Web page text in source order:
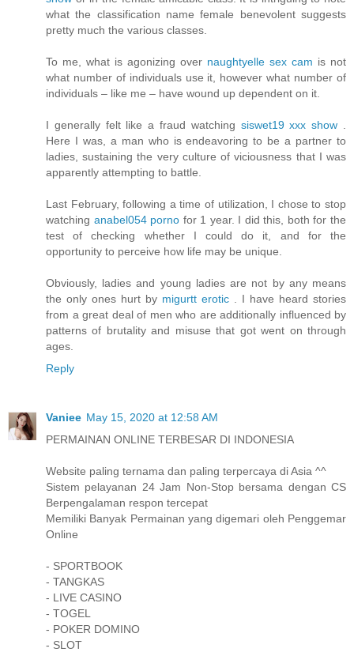
what the classification name female benevolent suggests
pretty much the various classes.
To me, what is agonizing over naughtyelle sex cam is not
what number of individuals use it, however what number of
individuals – like me – have wound up dependent on it.
I generally felt like a fraud watching siswet19 xxx show
Here I was, a man who is endeavoring to be a partner to
ladies, sustaining the very culture of viciousness that I was
apparently attempting to battle.
Last February, following a time of utilization, I chose to stop
watching anabel054 porno for 1 year. I did this, both for the
test of checking whether I could do it, and for the
opportunity to perceive how life may be unique.
Obviously, ladies and young ladies are not by any means
the only ones hurt by migurtt erotic . I have heard stories
from a great deal of men who are additionally influenced by
patterns of brutality and misuse that got went on through
ages.
Reply
Vaniee May 15, 2020 at 12:58 AM
PERMAINAN ONLINE TERBESAR DI INDONESIA
Website paling ternama dan paling terpercaya di Asia ^^
Sistem pelayanan 24 Jam Non-Stop bersama dengan CS
Berpengalaman respon tercepat
Memiliki Banyak Permainan yang digemari oleh Penggemar
Online
- SPORTBOOK
- TANGKAS
- LIVE CASINO
- TOGEL
- POKER DOMINO
- SLOT